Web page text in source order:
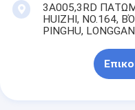
3A005,3RD
HUIZHI, NO.164,
PINGHU,